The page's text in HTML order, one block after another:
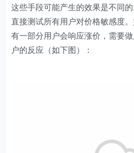
这些手段可能产生的效果是不同
直接测试所有用户对价格敏感度
有一部分用户会响应涨价，需要
户的反应（如下图）：